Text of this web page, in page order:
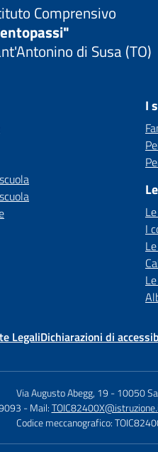
Comprensivo
di Susa (TO)
I
I
LegaliDichiarazioni di
Via Augusto Abegg, 19 -10050
- Mail:
Codice meccanografico: